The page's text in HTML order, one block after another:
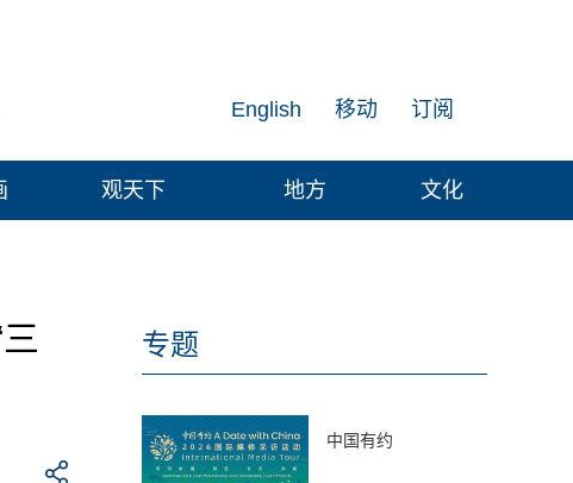
订阅
移动
English
观天下 地方 文化
专题
中国有约